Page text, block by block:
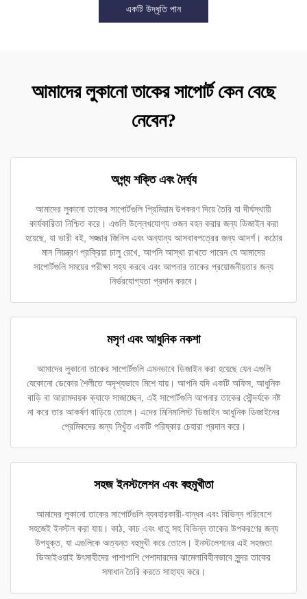
একটি উদ্ধৃতি পান
আমাদের লুকানো তাকের সাপোর্ট কেন বেছে
নেবেন?
অগ্ন্য শক্তি এবং দৈর্ঘ্য
আমাদের লুকানো তাকের সাপোর্টগুলি প্রিমিয়াম উপকরণ দিয়ে তৈরি যা দীর্ঘস্থায়ী
কার্যকারিতা নিশ্চিত করে। এগুলি উল্লেখযোগ্য ওজন বহন করার জন্য ডিজাইন করা
হয়েছে, যা ভারী বই, সজ্জার জিনিস এবং অন্যান্য আসবাবপত্রের জন্য আদর্শ। কঠোর
মান নিয়ন্ত্রণ প্রক্রিয়া চালু রেখে, আপনি আস্থা রাখতে পারেন যে আমাদের
সাপোর্টগুলি সময়ের পরীক্ষা সহ্য করবে এবং আপনার তাকের প্রয়োজনীয়তার জন্য
নির্ভরযোগ্যতা প্রদান করবে।
মসৃণ এবং আধুনিক নকশা
আমাদের লুকানো তাকের সাপোর্টগুলি এমনভাবে ডিজাইন করা হয়েছে যেন এগুলি
যেকোনো ডেকোর শৈলীতে অদৃশ্যভাবে মিশে যায়। আপনি যদি একটি অফিস, আধুনিক
বাড়ি বা আরামদায়ক ক্যাফে সাজাচ্ছেন, এই সাপোর্টগুলি আপনার তাকের সৌন্দর্যকে নষ্ট
না করে তার আকর্ষণ বাড়িয়ে তোলে। এদের মিনিমালিস্ট ডিজাইন আধুনিক ডিজাইনের
প্রেমিকদের জন্য নিখুঁত একটি পরিষ্কার চেহারা প্রদান করে।
সহজ ইনস্টলেশন এবং বহুমুখীতা
আমাদের লুকানো তাকের সাপোর্টগুলি ব্যবহারকারী-বান্ধব এবং বিভিন্ন পরিবেশে
সহজেই ইনস্টল করা যায়। কাঠ, কাচ এবং ধাতু সহ বিভিন্ন তাকের উপকরণের জন্য
উপযুক্ত, যা এগুলিকে অত্যন্ত বহুমুখী করে তোলে। ইনস্টলেশনের এই সহজতা
ডিআইওয়াই উৎসাহীদের পাশাপাশি পেশাদারদের ঝামেলাবিহীনভাবে সুন্দর তাকের
সমাধান তৈরি করতে সাহায্য করে।